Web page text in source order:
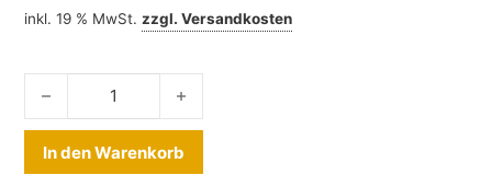
inkl. 19 % MwSt. zzgl.Versandkosten
Hundegitter Audi A4 Avant B8 2008 - 2016 Menge
In den Warenkorb